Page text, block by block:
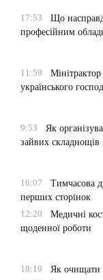
17:53
Що
професійним
11:59
українського
9:53
Як
зайвих складнощів
16:07
Тимчасова
перших сторінок
12:20
Медичні
щоденної роботи
18:19
Як очищати